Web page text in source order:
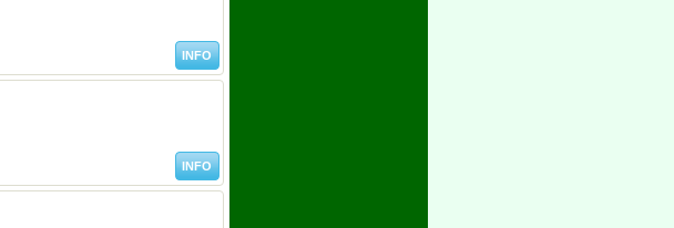
INFO
INFO